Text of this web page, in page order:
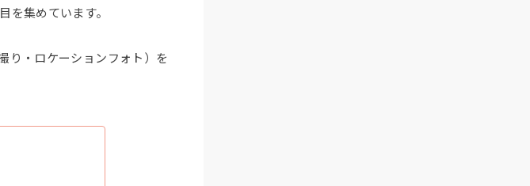
を集めています。
り・ロケーションフォト）を